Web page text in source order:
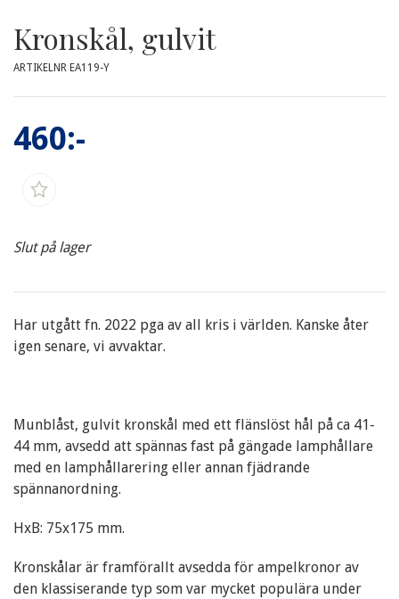
Kronskål, gulvit
ARTIKELNR EA119-Y
460:-
Slut på lager
Har utgått fn. 2022 pga av all kris i världen. Kanske åter
igen senare, vi avvaktar.
Munblåst, gulvit kronskål med ett flänslöst hål på ca 41-
44 mm, avsedd att spännas fast på gängade lamphållare
med en lamphållarering eller annan fjädrande
spännanordning.
HxB: 75x175 mm.
Kronskålar är framförallt avsedda för ampelkronor av
den klassiserande typ som var mycket populära under